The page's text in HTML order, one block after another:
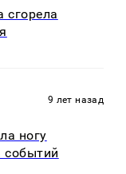
сгорела
9 лет назад
ногу
событий